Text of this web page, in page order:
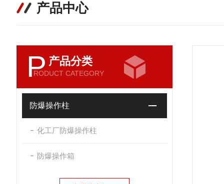
产品中心
P 产品分类
RODUCT CATEGORY
防爆操作柱
化工厂防爆操作柱
防爆操作箱